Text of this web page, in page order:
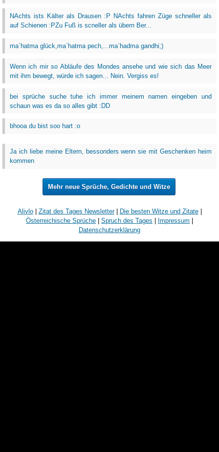
NAchts ists Kälter als Drausen :P NAchts fahren Züge schneller als
auf Schienen :PZu Fuß is scneller als übern Ber...
ma`hatma glück,ma`hatma pech,...ma`hadma gandhi;)
Wenn ich mir so Abläufe des Mondes ansehe und wie sich das Meer
mit ihm bewegt, würde ich sagen... Nein. Vergiss es!
bei sprüche suche tuhe ich immer meinem namen eingeben und
schaun was es da so alles gibt :DD
bhooa du bist soo hart :o
Ja ich liebe meine Eltern, bessonders wenn sie mit Geschenken heim
kommen
Mehr neue Sprüche, Gedichte und Witze
Alivlo| Zitat des Tages Newsletter| Die besten Witze und Zitate|
Österreichische Sprüche | Spruch des Tages | Impressum |
Datenschutzerklärung